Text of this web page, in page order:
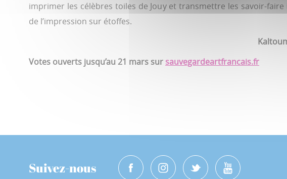
imprimer les célèbres toiles de Jouy et transmettre les savoir-
de l’impression sur étoffes.
Votes ouverts jusqu’au 21 mars sur sauvegardeartfrancais.fr
Suivez-nous